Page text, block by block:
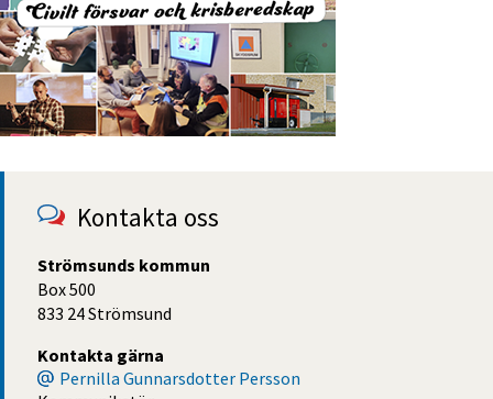
Kontakta oss
Strömsunds kommun
Box 500
833 24 Strömsund
Kontakta gärna
Pernilla Gunnarsdotter Persson